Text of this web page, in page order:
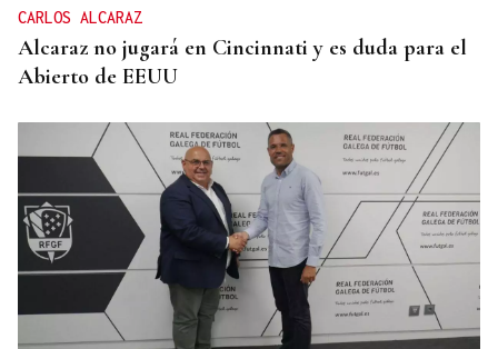
CARLOS ALCARAZ
Alcaraz no jugará en Cincinnati y es duda para el
Abierto de EEUU